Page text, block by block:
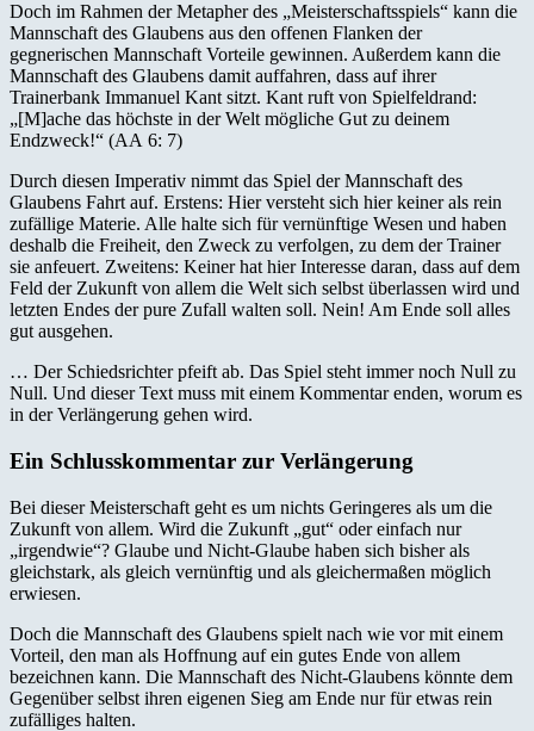
Doch im Rahmen der Metapher des „Meisterschaftsspiels“ kann die
Mannschaft des Glaubens aus den offenen Flanken der
gegnerischen Mannschaft Vorteile gewinnen. Außerdem kann die
Mannschaft des Glaubens damit auffahren, dass auf ihrer
Trainerbank Immanuel Kant sitzt. Kant ruft von Spielfeldrand:
„[M]ache das höchste in der Welt mögliche Gut zu deinem
Endzweck!“ (AA 6: 7)
Durch diesen Imperativ nimmt das Spiel der Mannschaft des
Glaubens Fahrt auf. Erstens: Hier versteht sich hier keiner als rein
zufällige Materie. Alle halte sich für vernünftige Wesen und haben
deshalb die Freiheit, den Zweck zu verfolgen, zu dem der Trainer
sie anfeuert. Zweitens: Keiner hat hier Interesse daran, dass auf dem
Feld der Zukunft von allem die Welt sich selbst überlassen wird und
letzten Endes der pure Zufall walten soll. Nein! Am Ende soll alles
gut ausgehen.
… Der Schiedsrichter pfeift ab. Das Spiel steht immer noch Null zu
Null. Und dieser Text muss mit einem Kommentar enden, worum es
in der Verlängerung gehen wird.
Ein Schlusskommentar zur Verlängerung
Bei dieser Meisterschaft geht es um nichts Geringeres als um die
Zukunft von allem. Wird die Zukunft „gut“ oder einfach nur
„irgendwie“? Glaube und Nicht-Glaube haben sich bisher als
gleichstark, als gleich vernünftig und als gleichermaßen möglich
erwiesen.
Doch die Mannschaft des Glaubens spielt nach wie vor mit einem
Vorteil, den man als Hoffnung auf ein gutes Ende von allem
bezeichnen kann. Die Mannschaft des Nicht-Glaubens könnte dem
Gegenüber selbst ihren eigenen Sieg am Ende nur für etwas rein
zufälliges halten.